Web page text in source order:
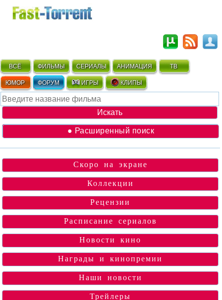
ВСЁ ФИЛЬМЫ СЕРИАЛЫ АНИМАЦИЯ ТВ
ЮМОР ФОРУМ ИГРЫ КЛИПЫ
● Расширенный поиск
Скоро на экране
Коллекции
Рецензии
Расписание сериалов
Новости кино
Награды и кинопремии
Наши новости
Трейлеры